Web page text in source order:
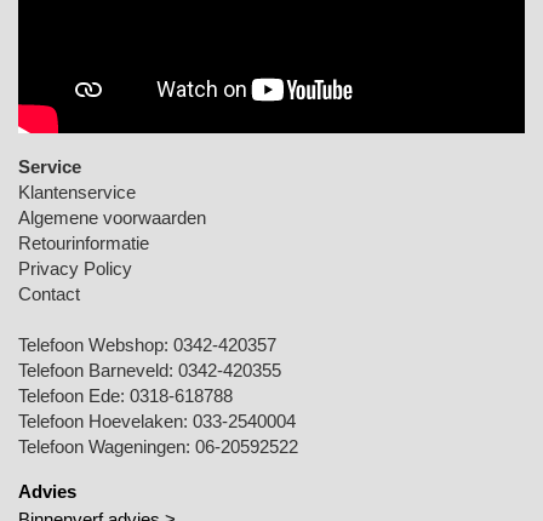
Service
Klantenservice
Algemene voorwaarden
Retourinformatie
Privacy Policy
Contact
Telefoon Webshop: 0342-420357
Telefoon Barneveld: 0342-420355
Telefoon Ede: 0318-618788
Telefoon Hoevelaken: 033-2540004
Telefoon Wageningen: 06-20592522
Advies